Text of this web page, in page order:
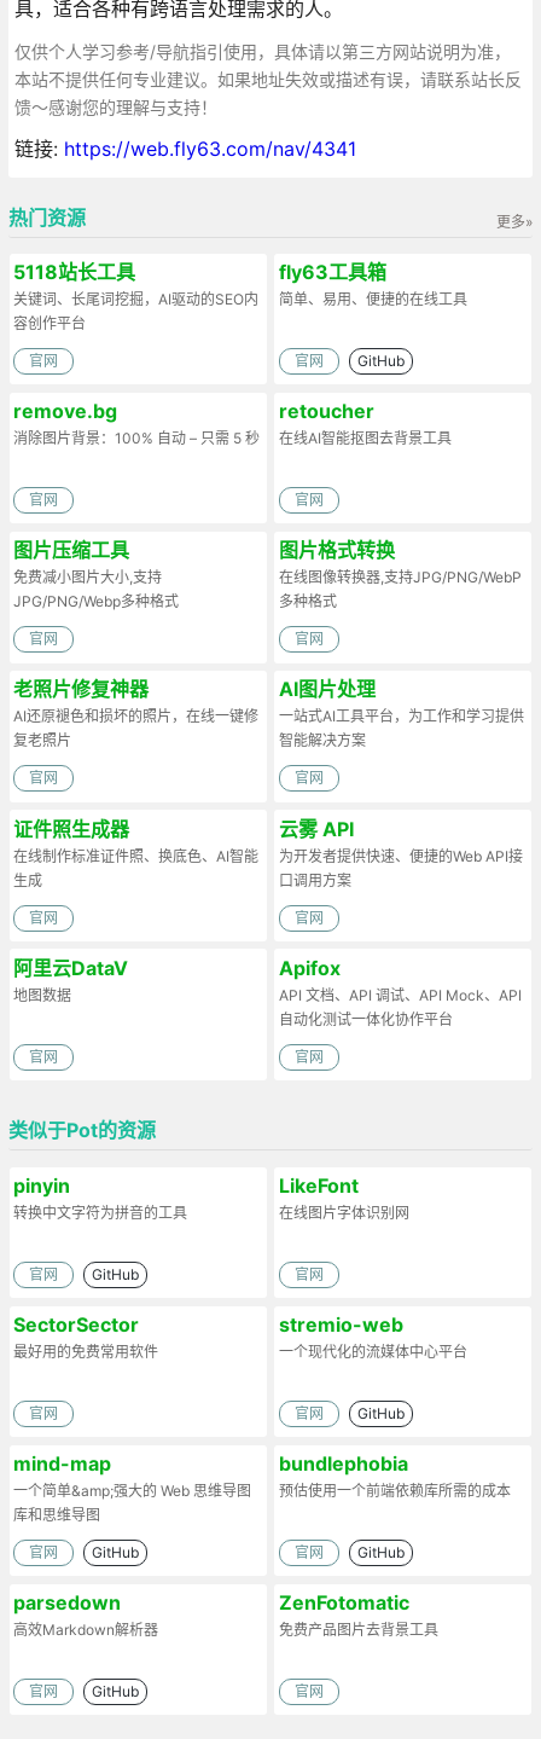
具，适合各种有跨语言处理需求的人。
仅供个人学习参考/导航指引使用，具体请以第三方网站说明为准，
本站不提供任何专业建议。如果地址失效或描述有误，请联系站长反
馈～感谢您的理解与支持！
链接: https://web.fly63.com/nav/4341
更多»
热门资源
5118站长工具
关键词、长尾词挖掘，AI驱动的SEO内
容创作平台
官网
fly63工具箱
简单、易用、便捷的在线工具
官网 GitHub
remove.bg
消除图片背景：100% 自动 – 只需 5 秒
官网
retoucher
在线AI智能抠图去背景工具
官网
图片压缩工具
免费减小图片大小,支持
JPG/PNG/Webp多种格式
官网
图片格式转换
在线图像转换器,支持JPG/PNG/WebP
多种格式
官网
老照片修复神器
AI还原褪色和损坏的照片，在线一键修
复老照片
官网
AI图片处理
一站式AI工具平台，为工作和学习提供
智能解决方案
官网
证件照生成器
在线制作标准证件照、换底色、AI智能
生成
官网
云雾 API
为开发者提供快速、便捷的Web API接
口调用方案
官网
阿里云DataV
地图数据
官网
Apifox
API 文档、API 调试、API Mock、API
自动化测试一体化协作平台
官网
类似于Pot的资源
pinyin
转换中文字符为拼音的工具
官网 GitHub
LikeFont
在线图片字体识别网
官网
SectorSector
最好用的免费常用软件
官网
stremio-web
一个现代化的流媒体中心平台
官网 GitHub
mind-map
一个简单&amp;强大的 Web 思维导图
库和思维导图
官网 GitHub
bundlephobia
预估使用一个前端依赖库所需的成本
官网 GitHub
parsedown
高效Markdown解析器
官网 GitHub
ZenFotomatic
免费产品图片去背景工具
官网